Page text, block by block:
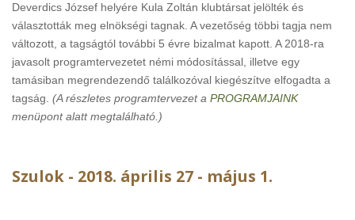
Deverdics József helyére Kula Zoltán klubtársat jelölték és
választották meg elnökségi tagnak. A vezetőség többi tagja nem
változott, a tagságtól további 5 évre bizalmat kapott. A 2018-ra
javasolt programtervezetet némi módosítással, illetve egy
tamásiban megrendezendő találkozóval kiegészítve elfogadta a
tagság. (A részletes programtervezet a PROGRAMJAINK
menüpont alatt megtalálható.)
Szulok - 2018. április 27 - május 1.